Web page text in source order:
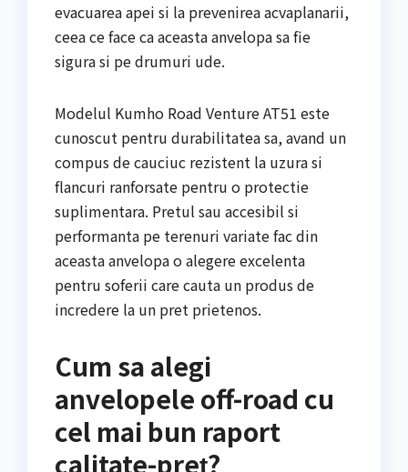
evacuarea apei si la prevenirea acvaplanarii,
ceea ce face ca aceasta anvelopa sa fie
sigura si pe drumuri ude.
Modelul Kumho Road Venture AT51 este
cunoscut pentru durabilitatea sa, avand un
compus de cauciuc rezistent la uzura si
flancuri ranforsate pentru o protectie
suplimentara. Pretul sau accesibil si
performanta pe terenuri variate fac din
aceasta anvelopa o alegere excelenta
pentru soferii care cauta un produs de
incredere la un pret prietenos.
Cum sa alegi
anvelopele off-road cu
cel mai bun raport
calitate-preț?